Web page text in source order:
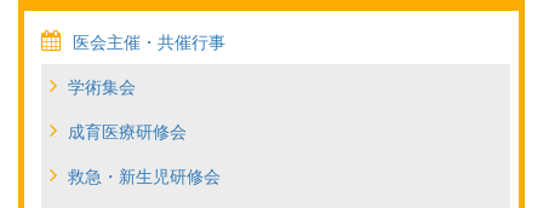
医会主催・共催行事
学術集会
成育医療研修会
救急・新生児研修会